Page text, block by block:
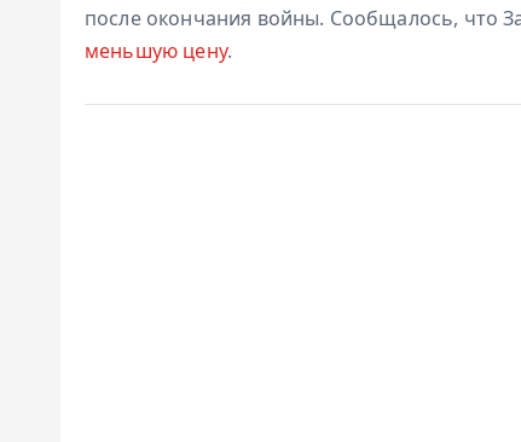
после окончания войны. Сообщалось, что
меньшую цену.